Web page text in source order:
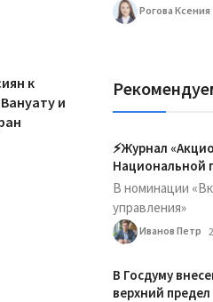
к
и
Рогова Ксения
⚡️Журнал
Национальной
В номинации
управления»
Иванов Петр
В Госдуму
верхний